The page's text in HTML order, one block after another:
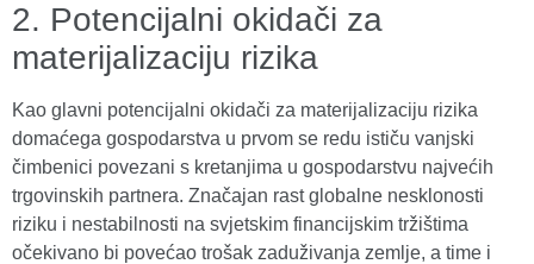
2. Potencijalni okidači za
materijalizaciju rizika
Kao glavni potencijalni okidači za materijalizaciju rizika
domaćega gospodarstva u prvom se redu ističu vanjski
čimbenici povezani s kretanjima u gospodarstvu najvećih
trgovinskih partnera. Značajan rast globalne nesklonosti
riziku i nestabilnosti na svjetskim financijskim tržištima
očekivano bi povećao trošak zaduživanja zemlje, a time i